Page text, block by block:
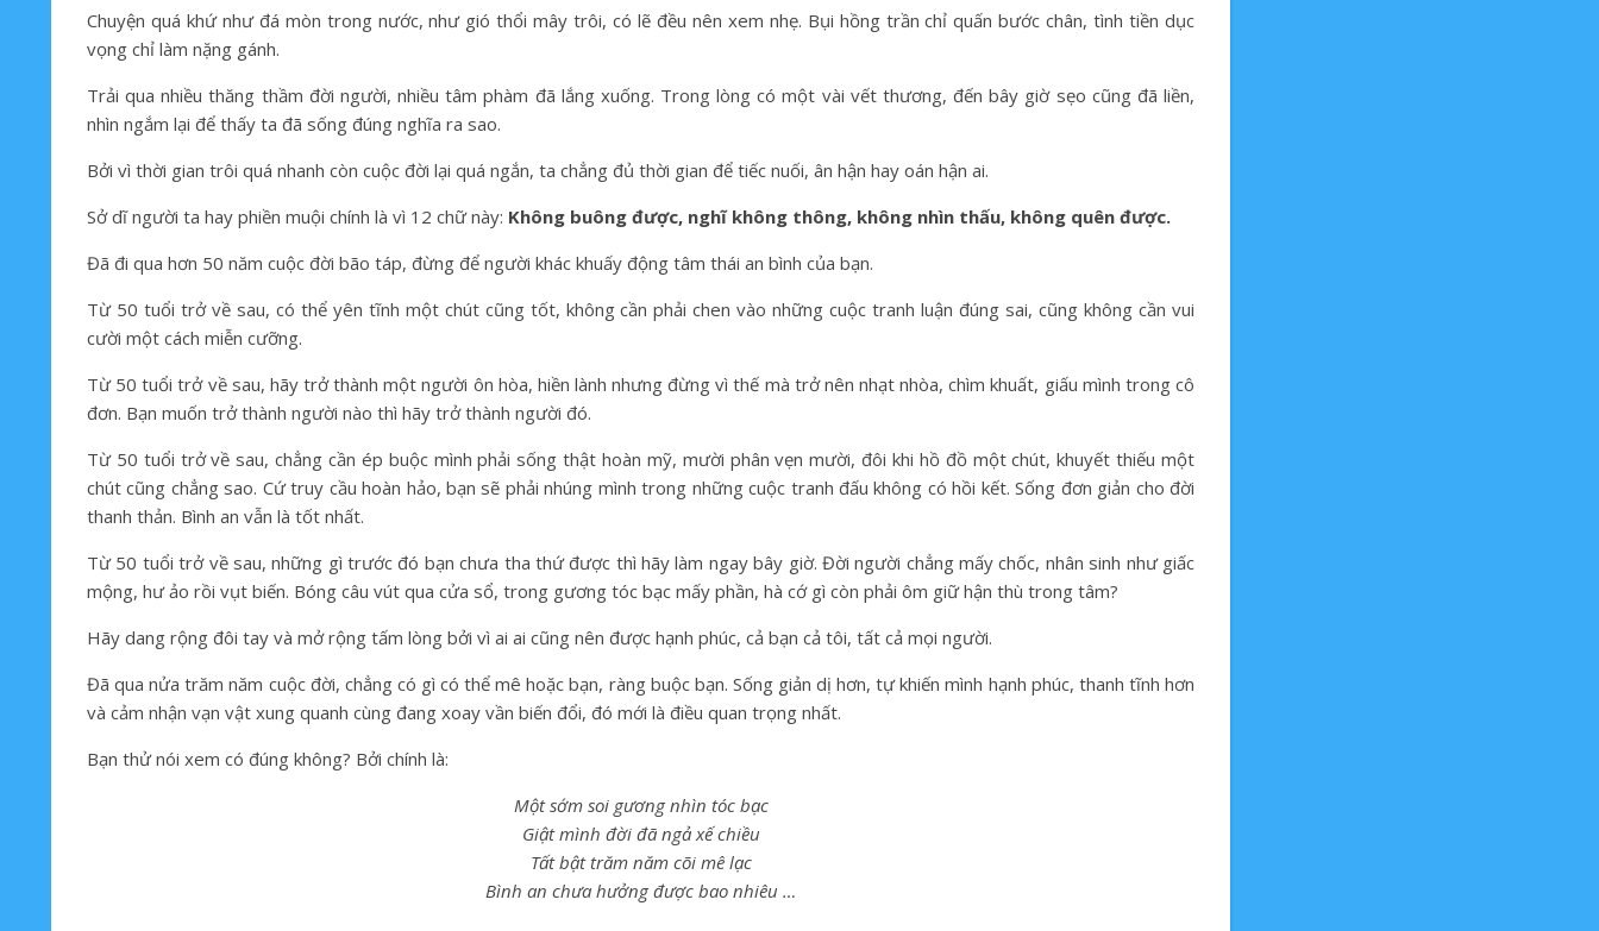
Chuyện quá khứ như đá mòn trong nước, như gió thổi mây trôi, có lẽ đều nên xem nhẹ. Bụi hồng trần chỉ quấn bước chân, tình tiền dục
vọng chỉ làm nặng gánh.
Trải qua nhiều thăng thầm đời người, nhiều tâm phàm đã lắng xuống. Trong lòng có một vài vết thương, đến bây giờ sẹo cũng đã liền,
nhìn ngắm lại để thấy ta đã sống đúng nghĩa ra sao.
Bởi vì thời gian trôi quá nhanh còn cuộc đời lại quá ngắn, ta chẳng đủ thời gian để tiếc nuối, ân hận hay oán hận ai.
Sở dĩ người ta hay phiền muội chính là vì 12 chữ này: Không buông được, nghĩ không thông, không nhìn thấu, không quên được.
Đã đi qua hơn 50 năm cuộc đời bão táp, đừng để người khác khuấy động tâm thái an bình của bạn.
Từ 50 tuổi trở về sau, có thể yên tĩnh một chút cũng tốt, không cần phải chen vào những cuộc tranh luận đúng sai, cũng không cần vui
cười một cách miễn cưỡng.
Từ 50 tuổi trở về sau, hãy trở thành một người ôn hòa, hiền lành nhưng đừng vì thế mà trở nên nhạt nhòa, chìm khuất, giấu mình trong cô
đơn. Bạn muốn trở thành người nào thì hãy trở thành người đó.
Từ 50 tuổi trở về sau, chẳng cần ép buộc mình phải sống thật hoàn mỹ, mười phân vẹn mười, đôi khi hồ đồ một chút, khuyết thiếu một
chút cũng chẳng sao. Cứ truy cầu hoàn hảo, bạn sẽ phải nhúng mình trong những cuộc tranh đấu không có hồi kết. Sống đơn giản cho đời
thanh thản. Bình an vẫn là tốt nhất.
Từ 50 tuổi trở về sau, những gì trước đó bạn chưa tha thứ được thì hãy làm ngay bây giờ. Đời người chẳng mấy chốc, nhân sinh như giấc
mộng, hư ảo rồi vụt biến. Bóng câu vút qua cửa sổ, trong gương tóc bạc mấy phần, hà cớ gì còn phải ôm giữ hận thù trong tâm?
Hãy dang rộng đôi tay và mở rộng tấm lòng bởi vì ai ai cũng nên được hạnh phúc, cả bạn cả tôi, tất cả mọi người.
Đã qua nửa trăm năm cuộc đời, chẳng có gì có thể mê hoặc bạn, ràng buộc bạn. Sống giản dị hơn, tự khiến mình hạnh phúc, thanh tĩnh hơn
và cảm nhận vạn vật xung quanh cùng đang xoay vần biến đổi, đó mới là điều quan trọng nhất.
Bạn thử nói xem có đúng không? Bởi chính là:
Một sớm soi gương nhìn tóc bạc
Giật mình đời đã ngả xế chiều
Tất bật trăm năm cõi mê lạc
Bình an chưa hưởng được bao nhiêu …